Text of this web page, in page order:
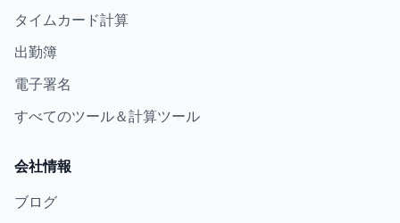
タイムカード計算
出勤簿
電子署名
すべてのツール＆計算ツール
会社情報
ブログ